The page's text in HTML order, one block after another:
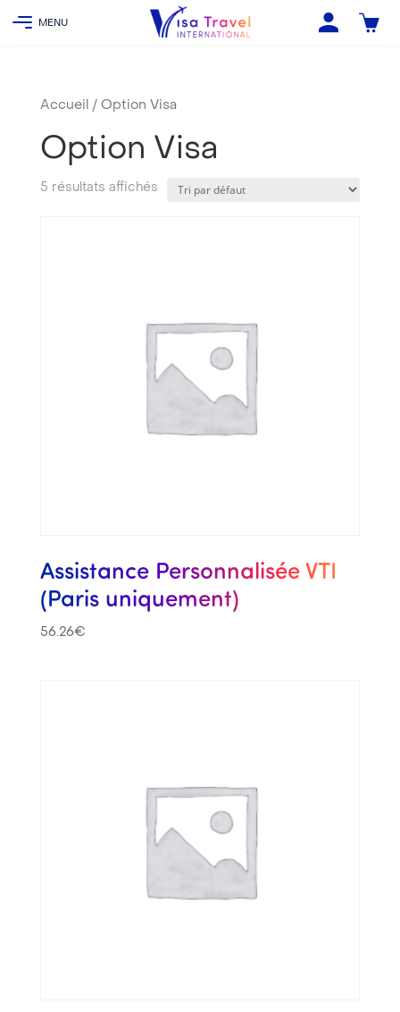
Accueil / Option Visa
Option Visa
5 résultats affichés
Assistance Personnalisée VTI
(Paris uniquement)
56.26€